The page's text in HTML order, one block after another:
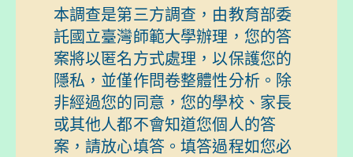
本調查是第三方調查，由教育部委
託國立臺灣師範大學辦理，您的答
案將以匿名方式處理，以保護您的
隱私，並僅作問卷整體性分析。除
非經過您的同意，您的學校、家長
或其他人都不會知道您個人的答
案，請放心填答。填答過程如您必